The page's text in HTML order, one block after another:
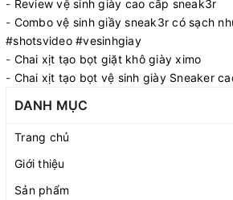
- Review vệ sinh giày cao cấp sneak3r
- Combo vệ sinh giầy sneak3r có sạch
#shotsvideo #vesinhgiay
- Chai xịt tạo bọt giặt khô giày ximo
- Chai xịt tạo bọt vệ sinh giày Sneaker
DANH MỤC
Trang chủ
Giới thiệu
Sản phẩm